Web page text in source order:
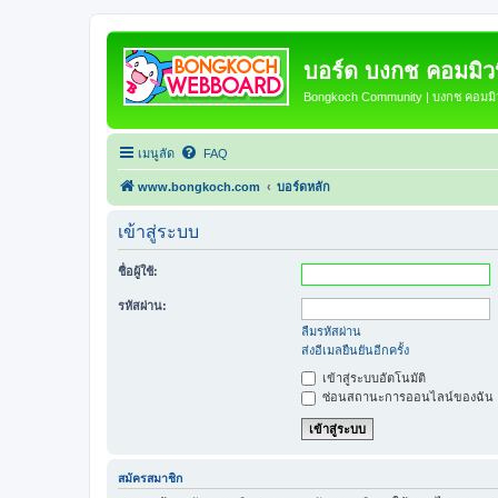
บอร์ด บงกช คอมมิ
Bongkoch Community | บงกช คอม
เมนูลัด FAQ
www.bongkoch.com บอร์ดหลัก
เข้าสู่ระบบ
ชื่อผู้ใช้:
รหัสผ่าน:
ลืมรหัสผ่าน
ส่งอีเมลยืนยันอีกครั้ง
เข้าสู่ระบบอัตโนมัติ
ซ่อนสถานะการออนไลน์ของฉัน
สมัครสมาชิก